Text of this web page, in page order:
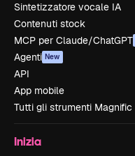
Sintetizzatore vocale IA
Contenuti stock
MCP per Claude/ChatGPT
Agenti New
API
App mobile
Tutti gli strumenti Magnific
Inizia